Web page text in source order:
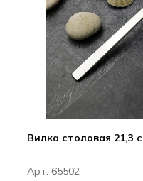
Вилка столовая 21,3
Арт. 65502